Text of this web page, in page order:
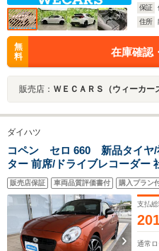
保証
住所
無
料
在庫確認
販売店： ＷＥＣＡＲＳ（ウィーカー
ダイハツ
コペン セロ 660 新品タイヤ/
ター 前席/ドライブレコーダー
LED/Bluetooth接続/ETC/EBD
ックモニター
販売店保証 車両品質評価書付 購入プラン
支払
通常